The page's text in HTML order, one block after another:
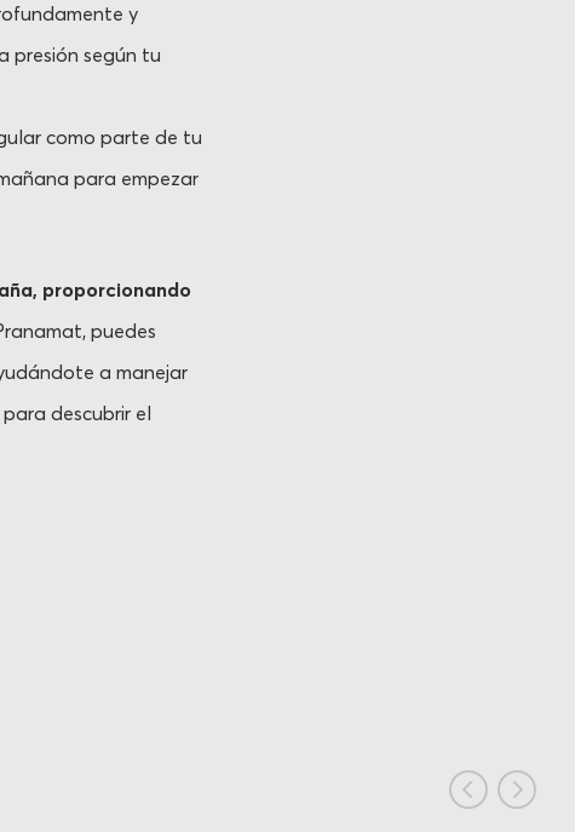
y
presión según tu
como parte de tu
para empezar
proporcionando
puedes
a manejar
descubrir el